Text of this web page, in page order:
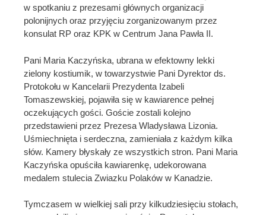
w spotkaniu z prezesami głównych organizacji
polonijnych oraz przyjęciu zorganizowanym przez
konsulat RP oraz KPK w Centrum Jana Pawła II.
Pani Maria Kaczyńska, ubrana w efektowny lekki
zielony kostiumik, w towarzystwie Pani Dyrektor ds.
Protokołu w Kancelarii Prezydenta Izabeli
Tomaszewskiej, pojawiła się w kawiarence pełnej
oczekujących gości. Goście zostali kolejno
przedstawieni przez Prezesa Wladysława Lizonia.
Uśmiechnięta i serdeczna, zamieniała z każdym kilka
słów. Kamery błyskały ze wszystkich stron. Pani Maria
Kaczyńska opuściła kawiarenkę, udekorowana
medalem stulecia Zwiazku Polaków w Kanadzie.
Tymczasem w wielkiej sali przy kilkudziesięciu stołach,